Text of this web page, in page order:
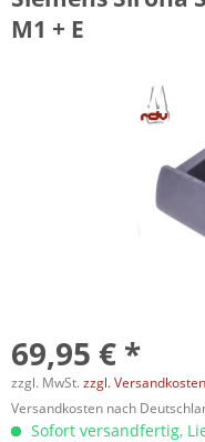
M1 + E
69,95 € *
zzgl. MwSt. zzgl. Versandkosten
Versandkosten nach
Sofort versandfertig,